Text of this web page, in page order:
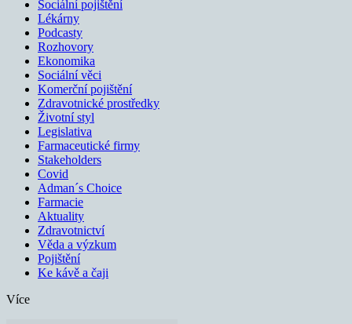
Sociální pojištění
Lékárny
Podcasty
Rozhovory
Ekonomika
Sociální věci
Komerční pojištění
Zdravotnické prostředky
Životní styl
Legislativa
Farmaceutické firmy
Stakeholders
Covid
Adman´s Choice
Farmacie
Aktuality
Zdravotnictví
Věda a výzkum
Pojištění
Ke kávě a čaji
Více